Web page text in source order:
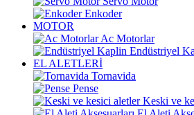
Enkoder
MOTOR
Ac Motorlar
Endüstriyel
EL ALETLERİ
Tornavida
Pense
Keski ve